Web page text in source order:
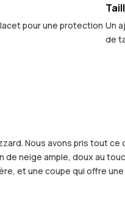
pour une protection Un
de
Nous avons pris tout
neige ample, doux au
et une coupe qui offre